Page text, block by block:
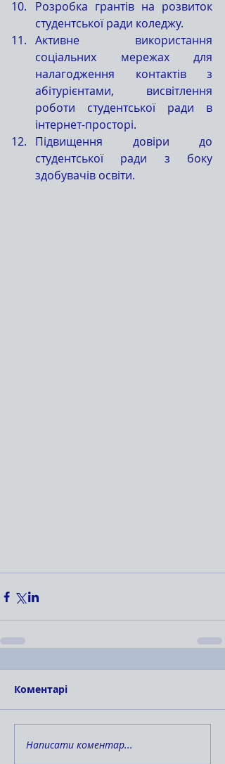
Розробка грантів на розвиток
студентської ради коледжу.
Активне використання
соціальних мережах для
налагодження контактів з
абітурієнтами, висвітлення
роботи студентської ради в
інтернет-просторі.
Підвищення довіри до
студентської ради з боку
здобувачів освіти.
Коментарі
Написати коментар...